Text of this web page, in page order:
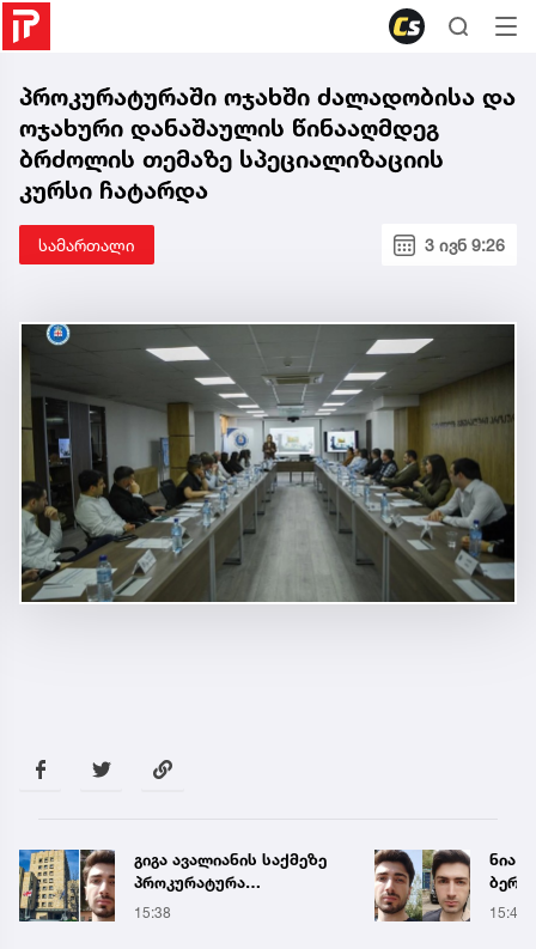
პროკურატურაში ოჯახში ძალადობისა და
ოჯახური დანაშაულის წინააღმდეგ
ბრძოლის თემაზე სპეციალიზაციის
კურსი ჩატარდა
სამართალი 3 ივნ 9:26
გიგა ავალიანის საქმეზე
პროკურატურა
განცხადებას ავრცელებს
15:38
ნია
15:40